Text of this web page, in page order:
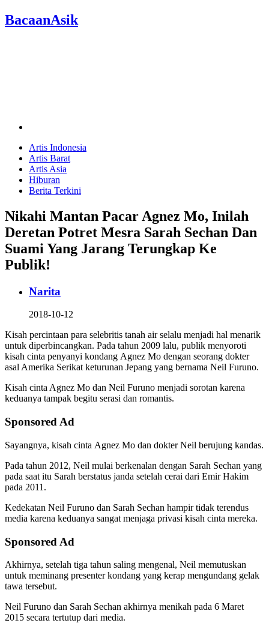
BacaanAsik
Artis Indonesia
Artis Barat
Artis Asia
Hiburan
Berita Terkini
Nikahi Mantan Pacar Agnez Mo, Inilah
Deretan Potret Mesra Sarah Sechan Dan
Suami Yang Jarang Terungkap Ke
Publik!
Narita
2018-10-12
Kisah percintaan para selebritis tanah air selalu menjadi hal menarik
untuk diperbincangkan. Pada tahun 2009 lalu, publik menyoroti
kisah cinta penyanyi kondang Agnez Mo dengan seorang dokter
asal Amerika Serikat keturunan Jepang yang bernama Neil Furuno.
Kisah cinta Agnez Mo dan Neil Furuno menjadi sorotan karena
keduanya tampak begitu serasi dan romantis.
Sponsored Ad
Sayangnya, kisah cinta Agnez Mo dan dokter Neil berujung kandas.
Pada tahun 2012, Neil mulai berkenalan dengan Sarah Sechan yang
pada saat itu Sarah berstatus janda setelah cerai dari Emir Hakim
pada 2011.
Kedekatan Neil Furuno dan Sarah Sechan hampir tidak terendus
media karena keduanya sangat menjaga privasi kisah cinta mereka.
Sponsored Ad
Akhirnya, setelah tiga tahun saling mengenal, Neil memutuskan
untuk meminang presenter kondang yang kerap mengundang gelak
tawa tersebut.
Neil Furuno dan Sarah Sechan akhirnya menikah pada 6 Maret
2015 secara tertutup dari media.